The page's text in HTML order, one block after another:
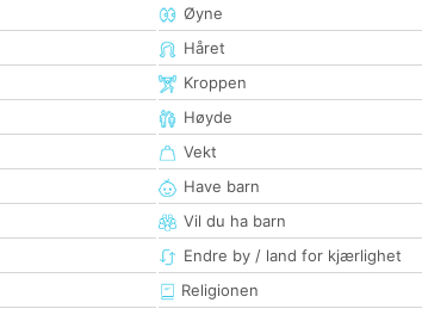
Øyne
Håret
Kroppen
Høyde
Vekt
Have barn
Vil du ha barn
Endre by / land for kjærlighet
Religionen